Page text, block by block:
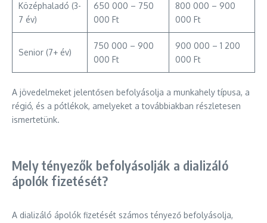
Középhaladó (3-
7 év)
650 000 – 750
000 Ft
800 000 – 900
000 Ft
Senior (7+ év)
750 000 – 900
000 Ft
900 000 – 1 200
000 Ft
A jövedelmeket jelentősen befolyásolja a munkahely típusa, a
régió, és a pótlékok, amelyeket a továbbiakban részletesen
ismertetünk.
Mely tényezők befolyásolják a dializáló
ápolók fizetését?
A dializáló ápolók fizetését számos tényező befolyásolja,